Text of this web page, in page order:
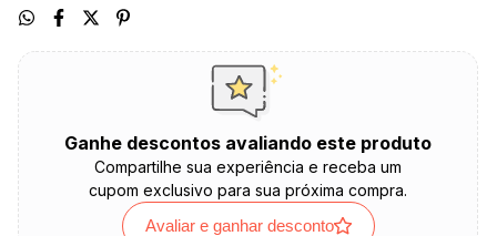
Ganhe descontos avaliando este produto
Compartilhe sua experiência e receba um
cupom exclusivo para sua próxima compra.
Avaliar e ganhar desconto